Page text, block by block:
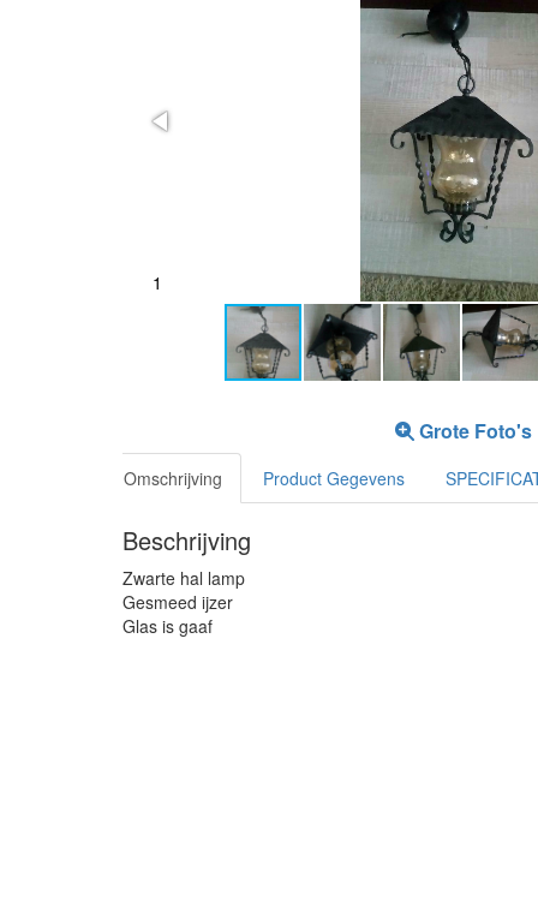
2
Grote Foto's
Omschrijving Product Gegevens
Beschrijving
Zwarte hal lamp
Gesmeed ijzer
Glas is gaaf